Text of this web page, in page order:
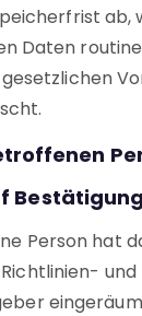
ab,
Daten
Bestätigung
Person hat
und